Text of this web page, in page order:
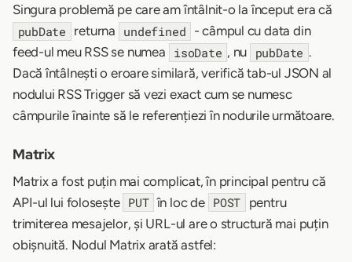
Singura problemă pe care am întâlnit-o la început era că
pubDate returna undefined
- câmpul cu data din
feed-ul meu RSS se numea
isoDate , nu pubDate .
Dacă întâlnești o eroare similară, verifică tab-ul JSON al
nodului RSS Trigger să vezi exact cum se numesc
câmpurile înainte să le referențiezi în nodurile următoare.
Matrix
Matrix a fost puțin mai complicat, în principal pentru că
API-ul lui folosește PUT în loc de POST
pentru
trimiterea mesajelor, și URL-ul are o structură mai puțin
obișnuită. Nodul Matrix arată astfel: